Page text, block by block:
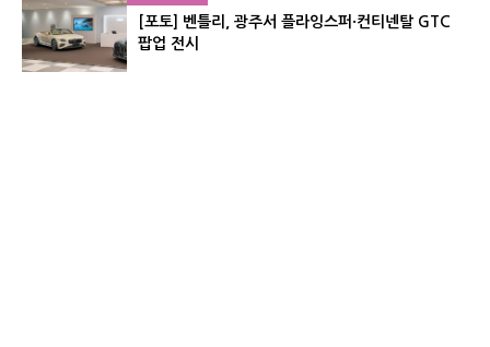
[포토] 벤틀리, 광주서 플라잉스퍼·컨티넨탈 GTC
팝업 전시